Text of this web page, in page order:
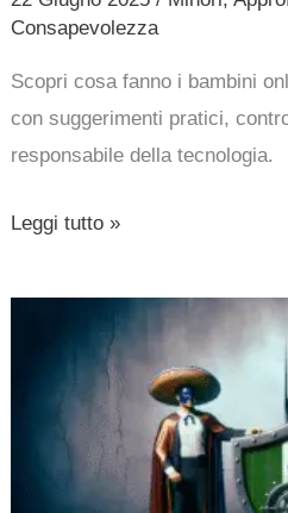
Consapevolezza
Scopri cosa fanno i bambini
con suggerimenti pratici,
responsabile della tecnologia.
Leggi tutto »
privacy,